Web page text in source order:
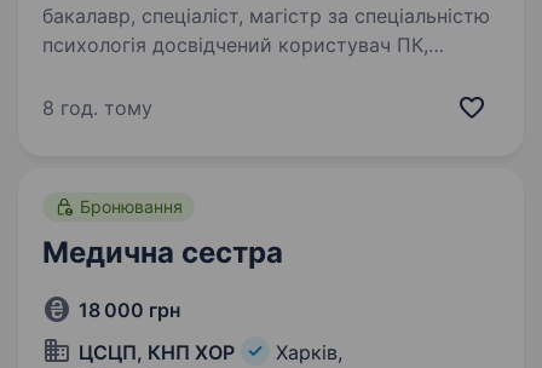
бакалавр, спеціаліст, магістр за спеціальністю
психологія досвідчений користувач ПК,
знання стандартів ведення ділового
8 год. тому
Бронювання
Медична сестра
18 000 грн
ЦСЦП, КНП ХОР
Харків,